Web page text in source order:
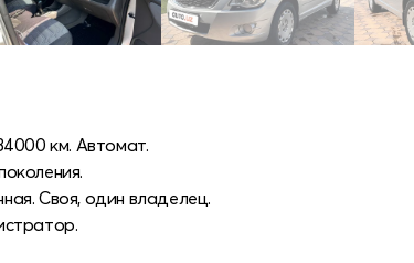
км. Автомат.
Своя, один владелец.